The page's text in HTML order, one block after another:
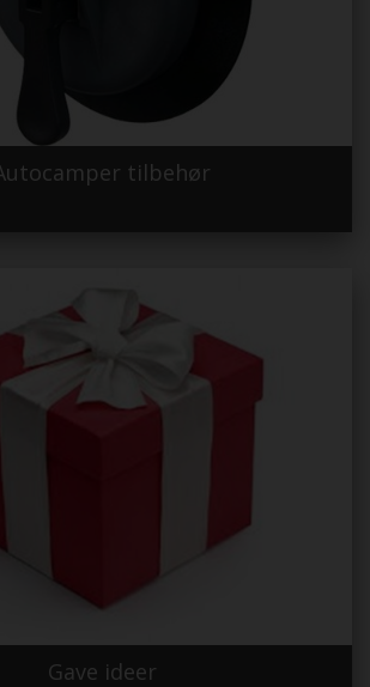
tilbehør
Gave ideer